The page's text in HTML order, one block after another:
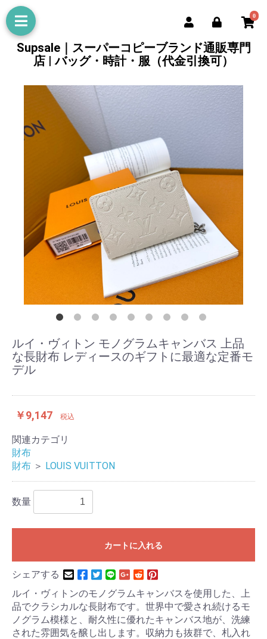
0
Supsale｜スーパーコピーブランド通販専門
店 | バッグ・時計・服（代金引換可）
ルイ・ヴィトン モノグラムキャンバス 上品
な長財布 レディースのギフトに最適な定番モ
デル
￥9,147 税込
関連カテゴリ
財布
財布 ＞ LOUIS VUITTON
数量
カートに入れる
シェアする
ルイ・ヴィトンのモノグラムキャンバスを使用した、上
品でクラシカルな長財布です。世界中で愛され続けるモ
ノグラム模様と、耐久性に優れたキャンバス地が、洗練
された雰囲気を醸し出します。収納力も抜群で、札入れ